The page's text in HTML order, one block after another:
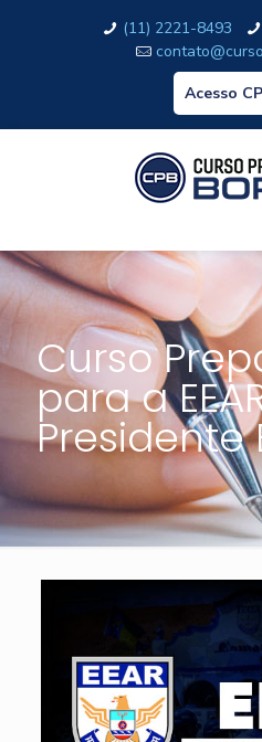
(11) 2221-8493
Acesso
Curso
para a
Presidente